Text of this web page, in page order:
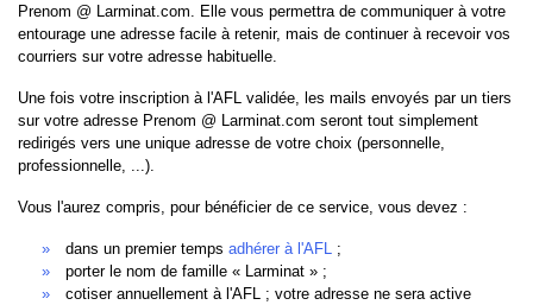
Prenom @ Larminat.com. Elle vous permettra de communiquer à votre
entourage une adresse facile à retenir, mais de continuer à recevoir vos
courriers sur votre adresse habituelle.
Une fois votre inscription à l'AFL validée, les mails envoyés par un tiers
sur votre adresse Prenom @ Larminat.com seront tout simplement
redirigés vers une unique adresse de votre choix (personnelle,
professionnelle, ...).
Vous l'aurez compris, pour bénéficier de ce service, vous devez :
dans un premier temps adhérer à l'AFL ;
porter le nom de famille « Larminat » ;
cotiser annuellement à l'AFL ; votre adresse ne sera active